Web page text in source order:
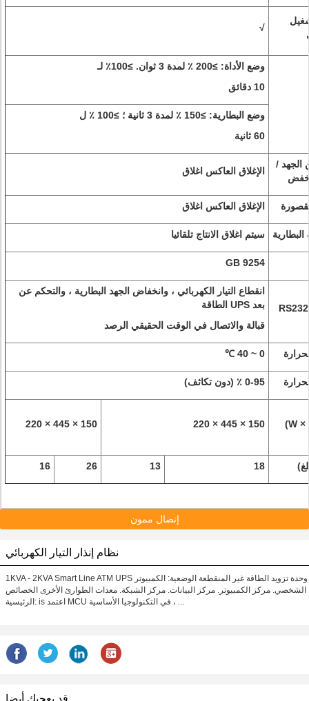
√
وضع الأداة: ≥200 ٪ لمدة 3 ثوان.
≥100٪ لـ
10 دقائق
وضع البطارية: ≥150 ٪ لمدة 3 ثانية ؛ ≥100 ٪ ل
60 ثانية
الجهد /
الإغلاق العاكس اغلاق
الإغلاق العاكس اغلاق
سيتم اغلاق الانتاج تلقائيا
GB 9254
انقطاع التيار الكهربائي ، وانخفاض الجهد البطارية ، والتحكم عن
بعد UPS الطاقة
قبالة والاتصال في الوقت الحقيقي الرصد
0 ~ 40 ℃
0-95 ٪ (دون تكاثف)
(W × D × H)
150 × 445 × 220
150 × 445 × 220
18
13
26
16
إتصال ممون
نظام إنذار التيار الكهربائي
1KVA - 2KVA Smart Line ATM UPS وحدة تزويد الطاقة غير المنقطعة الوضعية: الكمبيوتر
الشخصي. مركز الكمبيوتر. مركز البيانات. مركز الشبكة. معدات الطوارئ الأخرى الخصائص
الرئيسية: is اعتمد MCU في التكنولوجيا الأساسية ، ...
قد يعجبك أيضا